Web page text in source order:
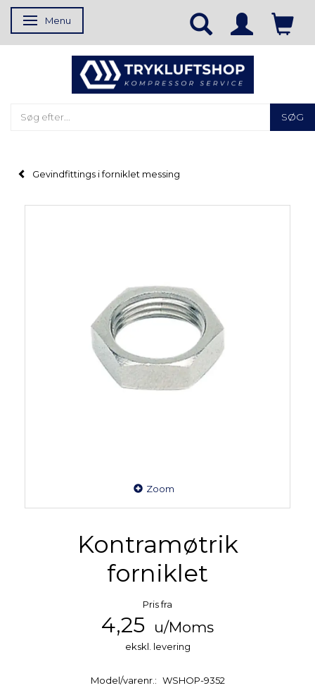
Skifte navigation
Menu
SØG
Gevindfittings i forniklet messing
Zoom
Kontramøtrik
forniklet
Pris fra
4,25 u/Moms
ekskl. levering
Model/varenr.: WSHOP-9352